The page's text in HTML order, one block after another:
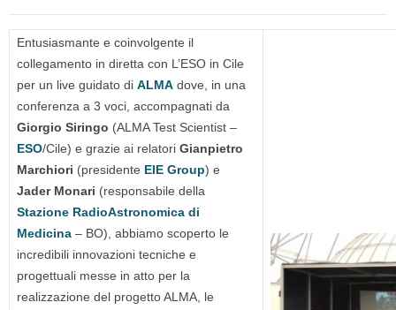
Entusiasmante e coinvolgente il
collegamento in diretta con L’ESO in Cile
per un live guidato di ALMA dove, in una
conferenza a 3 voci, accompagnati da
Giorgio Siringo (ALMA Test Scientist –
ESO/Cile) e grazie ai relatori Gianpietro
Marchiori (presidente EIE Group) e
Jader Monari (responsabile della
Stazione RadioAstronomica di
Medicina – BO), abbiamo scoperto le
incredibili innovazioni tecniche e
progettuali messe in atto per la
realizzazione del progetto ALMA, le